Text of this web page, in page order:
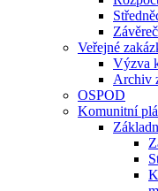
Veřejné
Výzva
Archiv
OSPOD
Komunitní